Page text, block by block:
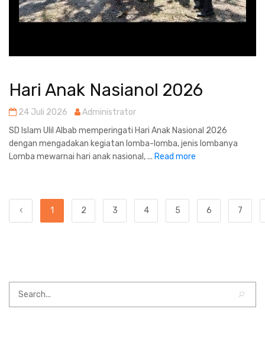
Hari Anak Nasianol 2026
24 Juli 2026
Administrator
SD Islam Ulil Albab memperingati Hari Anak Nasional 2026
dengan mengadakan kegiatan lomba-lomba, jenis lombanya
Lomba mewarnai hari anak nasional, ... Read more
1 2 3 4 5 6 7